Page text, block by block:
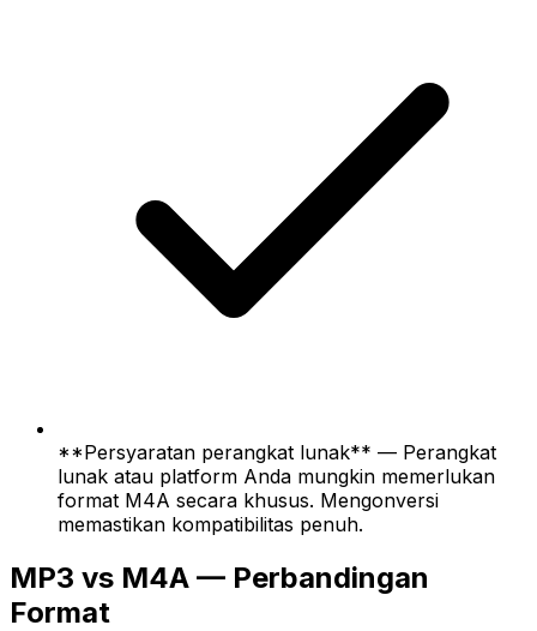
**Persyaratan perangkat lunak** — Perangkat
lunak atau platform Anda mungkin memerlukan
format M4A secara khusus. Mengonversi
memastikan kompatibilitas penuh.
MP3 vs M4A — Perbandingan
Format